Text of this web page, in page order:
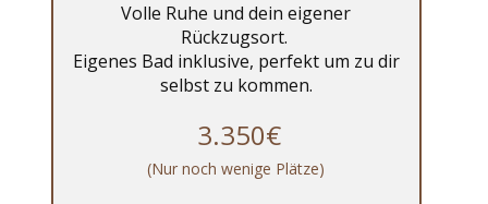
Volle Ruhe und dein eigener
Rückzugsort.
Eigenes Bad inklusive, perfekt um zu dir
selbst zu kommen.
3.350€
(Nur noch wenige Plätze)